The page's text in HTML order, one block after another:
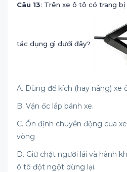
Câu 13: Trên xe ô tô có trang
tác dụng gì dưới đây?
A. Dùng để kích (hay nâng) xe
B. Vặn ốc lắp bánh xe.
C. Ổn định chuyển động của
vòng
D. Giữ chặt người lái và hành
ô tô đột ngột dừng lại.